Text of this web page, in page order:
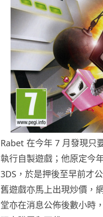
Rabet 在今年 7 月發現只
執行自製遊戲；他原定今
3DS，於是押後至早前才
舊遊戲亦馬上出現炒價，
堂亦在消息公佈後數小時